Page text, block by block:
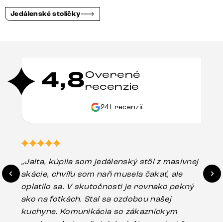
Jedálenské stoličky
4,8Overené
recenzie
241 recenzií
„Jalta, kúpila som jedálenský stôl z masívnej
akácie, chvíľu som naň musela čakať, ale
oplatilo sa. V skutočnosti je rovnako pekný
ako na fotkách. Stal sa ozdobou našej
kuchyne. Komunikácia so zákazníckym